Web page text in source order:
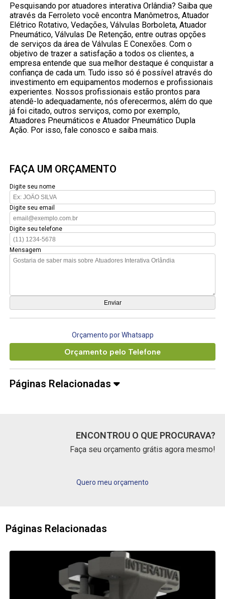
Pesquisando por atuadores interativa Orlândia? Saiba que
através da Ferroleto você encontra Manômetros, Atuador
Elétrico Rotativo, Vedações, Válvulas Borboleta, Atuador
Pneumático, Válvulas De Retenção, entre outras opções
de serviços da área de Válvulas E Conexões. Com o
objetivo de trazer a satisfação a todos os clientes, a
empresa entende que sua melhor destaque é conquistar a
confiança de cada um. Tudo isso só é possível através do
investimento em equipamentos modernos e profissionais
experientes. Nossos profissionais estão prontos para
atendê-lo adequadamente, nós oferecermos, além do que
já foi citado, outros serviços, como por exemplo,
Atuadores Pneumáticos e Atuador Pneumático Dupla
Ação. Por isso, fale conosco e saiba mais.
FAÇA UM ORÇAMENTO
Digite seu nome
Digite seu email
Digite seu telefone
Mensagem
Orçamento por Whatsapp
Orçamento pelo Telefone
Páginas Relacionadas
ENCONTROU O QUE PROCURAVA?
Faça seu orçamento grátis agora mesmo!
Quero meu orçamento
Páginas Relacionadas